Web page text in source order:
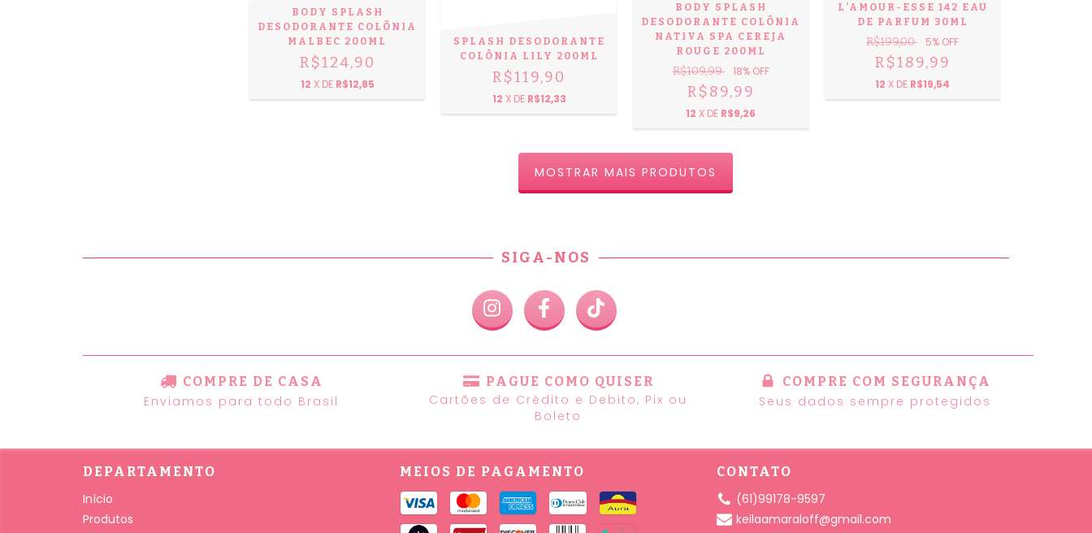
BODY SPLASH
DESODORANTE COLÔNIA
MALBEC 200ML
R$124,90
12 X DE R$12,85
SPLASH DESODORANTE
COLÔNIA LILY 200ML
R$119,90
12 X DE R$12,33
BODY SPLASH
DESODORANTE COLÔNIA
NATIVA SPA CEREJA
ROUGE 200ML
R$109,99 18% OFF
R$89,99
12 X DE R$9,26
L’AMOUR-ESSE 142 EAU
DE PARFUM 30ML
R$199,00 5% OFF
R$189,99
12 X DE R$19,54
MOSTRAR MAIS PRODUTOS
SIGA-NOS
COMPRE DE CASA
Enviamos para todo Brasil
PAGUE COMO QUISER
Cartões de Crédito e Debito, Pix ou
Boleto
COMPRE COM SEGURANÇA
Seus dados sempre protegidos
DEPARTAMENTO
Início
Produtos
MEIOS DE PAGAMENTO CONTATO
(61)99178-9597
keilaamaraloff@gmail.com